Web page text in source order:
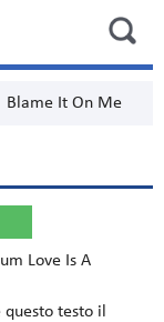
Blame It On Me
Love Is A
testo il